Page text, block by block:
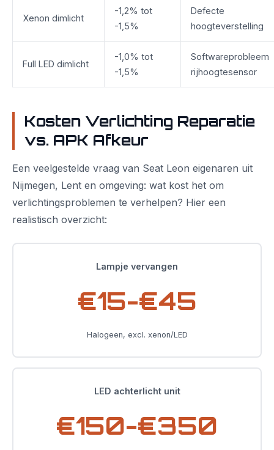
Xenon dimlicht
-1,2% tot
-1,5%
Defecte
hoogteverstelling
Full LED dimlicht
-1,0% tot
-1,5%
Softwareprobleem
rijhoogtesensor
Kosten Verlichting Reparatie
vs. APK Afkeur
Een veelgestelde vraag van Seat Leon eigenaren uit
Nijmegen, Lent en omgeving: wat kost het om
verlichtingsproblemen te verhelpen? Hier een
realistisch overzicht:
Lampje vervangen
€15-€45
Halogeen, excl. xenon/LED
LED achterlicht unit
€150-€350